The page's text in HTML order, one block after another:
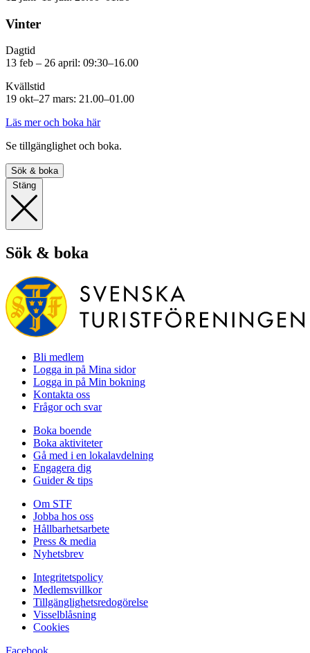
Vinter
Dagtid
13 feb – 26 april: 09:30–16.00
Kvällstid
19 okt–27 mars: 21.00–01.00
Läs mer och boka här
Se tillgänglighet och boka.
Sök & boka
Stäng
Sök & boka
Bli medlem
Logga in på Mina sidor
Logga in på Min bokning
Kontakta oss
Frågor och svar
Boka boende
Boka aktiviteter
Gå med i en lokalavdelning
Engagera dig
Guider & tips
Om STF
Jobba hos oss
Hållbarhetsarbete
Press & media
Nyhetsbrev
Integritetspolicy
Medlemsvillkor
Tillgänglighetsredogörelse
Visselblåsning
Cookies